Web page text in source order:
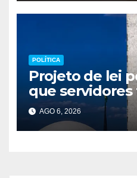
POLÍTICA
Projeto de lei
que servidores
atuem como
AGO 6, 2026